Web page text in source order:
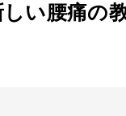
い腰痛の